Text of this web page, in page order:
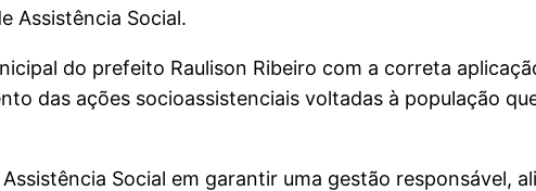
Assistência Social.
do prefeito Raulison Ribeiro com a correta
das ações socioassistenciais voltadas à população
Social em garantir uma gestão responsável,